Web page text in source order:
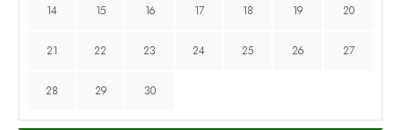
14 15 16 17 18 19 20
21 22 23 24 25 26 27
28 29 30